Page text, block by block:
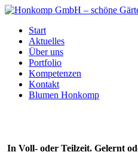
Start
Aktuelles
Über uns
Portfolio
Kompetenzen
Kontakt
Blumen Honkomp
In Voll- oder Teilzeit. Gelernt